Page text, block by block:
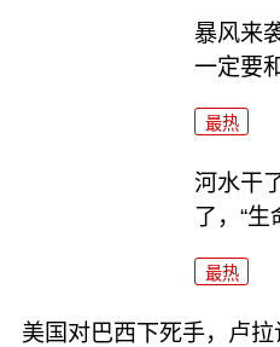
暴风来
一定要
最热
河水干
了，“生
最热
美国对巴西下死手，卢